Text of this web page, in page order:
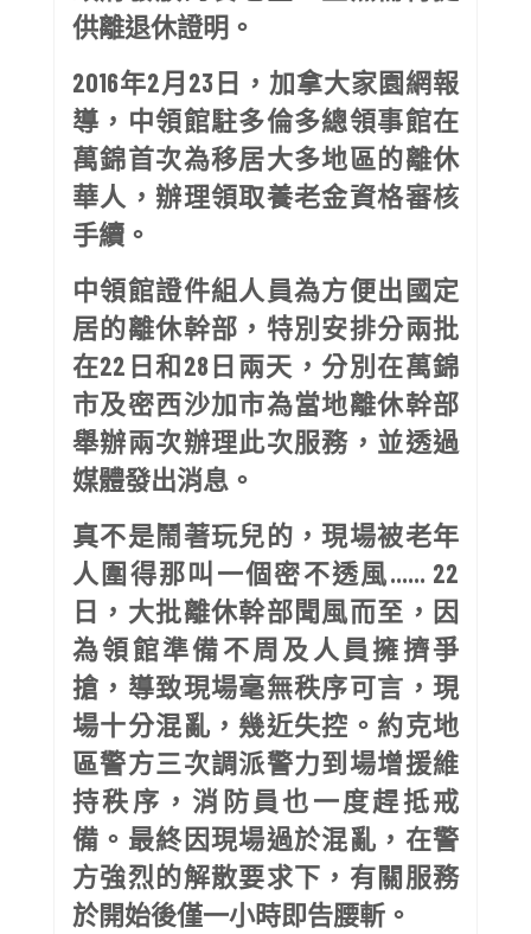
供離退休證明。
2016年2月23日，加拿大家園網報
導，中領館駐多倫多總領事館在
萬錦首次為移居大多地區的離休
華人，辦理領取養老金資格審核
手續。
中領館證件組人員為方便出國定
居的離休幹部，特別安排分兩批
在22日和28日兩天，分別在萬錦
市及密西沙加市為當地離休幹部
舉辦兩次辦理此次服務，並透過
媒體發出消息。
真不是鬧著玩兒的，現場被老年
人圍得那叫一個密不透風...... 22
日，大批離休幹部聞風而至，因
為領館準備不周及人員擁擠爭
搶，導致現場毫無秩序可言，現
場十分混亂，幾近失控。約克地
區警方三次調派警力到場增援維
持秩序，消防員也一度趕抵戒
備。最終因現場過於混亂，在警
方強烈的解散要求下，有關服務
於開始後僅一小時即告腰斬。